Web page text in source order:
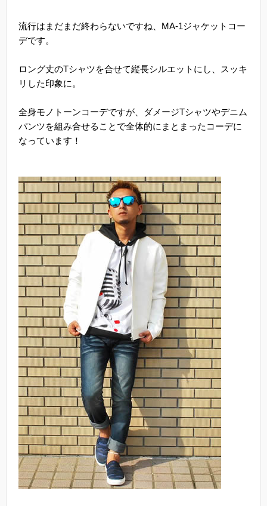
流行はまだまだ終わらないですね、MA-1ジャケットコー
デです。
ロング丈のTシャツを合せて縦長シルエットにし、スッキ
リした印象に。
全身モノトーンコーデですが、ダメージTシャツやデニム
パンツを組み合せることで全体的にまとまったコーデに
なっています！